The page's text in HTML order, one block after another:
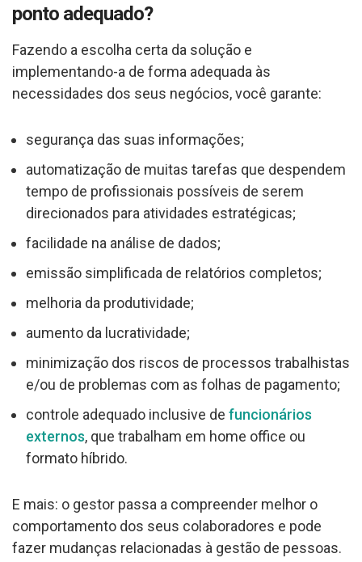
ponto adequado?
Fazendo a escolha certa da solução e
implementando-a de forma adequada às
necessidades dos seus negócios, você garante:
segurança das suas informações;
automatização de muitas tarefas que despendem
tempo de profissionais possíveis de serem
direcionados para atividades estratégicas;
facilidade na análise de dados;
emissão simplificada de relatórios completos;
melhoria da produtividade;
aumento da lucratividade;
minimização dos riscos de processos trabalhistas
e/ou de problemas com as folhas de pagamento;
controle adequado inclusive de funcionários
externos, que trabalham em home office ou
formato híbrido.
E mais: o gestor passa a compreender melhor o
comportamento dos seus colaboradores e pode
fazer mudanças relacionadas à gestão de pessoas.